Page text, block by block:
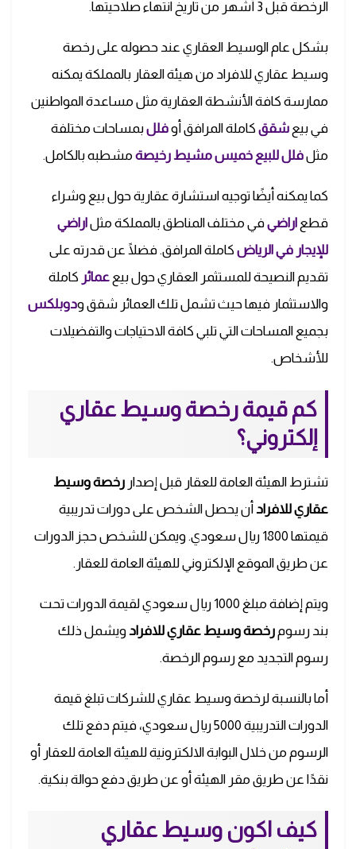
الرخصة قبل 3 أشهر من تاريخ انتهاء صلاحيتها.
بشكل عام الوسيط العقاري عند حصوله علىرخصة
وسيط عقاري للافراد من هيئة العقار بالمملكة يمكنه
ممارسة كافة الأنشطة العقارية مثل مساعدة المواطنين
في بيع شقق كاملة المرافق أوفللبمساحات مختلفة
مثلفلل للبيع خميس مشيط رخيصة مشطبه بالكامل.
كما يمكنه أيضًا توجيه استشارة عقارية حول بيع وشراء
قطع اراضيفي مختلف المناطق بالمملكة مثلاراضي
للإيجار في الرياض كاملة المرافق. فضلًا عن قدرته على
تقديم النصيحة للمستثمر العقاري حول بيع عمائر كاملة
والاستثمار فيها حيث تشمل تلك العمائر شقق ودوبلكس
بجميع المساحات التي تلبي كافة الاحتياجات والتفضيلات
للأشخاص.
كم قيمة رخصة وسيط عقاري
إلكتروني؟
تشترط الهيئة العامة للعقار قبل إصدار رخصة وسيط
عقاري للافراد أن يحصل الشخص على دورات تدريبية
قيمتها 1800 ريال سعودي. ويمكن للشخص حجز الدورات
عن طريق الموقع الإلكتروني للهيئة العامة للعقار.
ويتم إضافة مبلغ 1000 ريال سعودي لقيمة الدورات تحت
بند رسوم رخصة وسيط عقاري للافراد ويشمل ذلك
رسوم التجديد مع رسوم الرخصة.
أما بالنسبة لرخصة وسيط عقاري للشركات تبلغ قيمة
الدورات التدريبية 5000 ريال سعودي، فيتم دفع تلك
الرسوم من خلال البوابة الالكترونية للهيئة العامة للعقار أو
نقدًا عن طريق مقر الهيئة أو عن طريق دفع حوالة بنكية.
كيف اكون وسيط عقاري